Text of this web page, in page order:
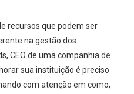
recursos que podem ser
na gestão dos
CEO de uma companhia de
sua instituição é preciso
com atenção em como,